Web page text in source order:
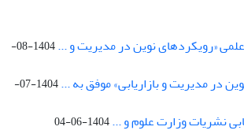
«رویکردهای نوین در مدیریت و ...
1404-08-
در مدیریت و بازاریابی» موفق به ...
1404-07-
نشریات وزارت علوم و ...1404-06-04